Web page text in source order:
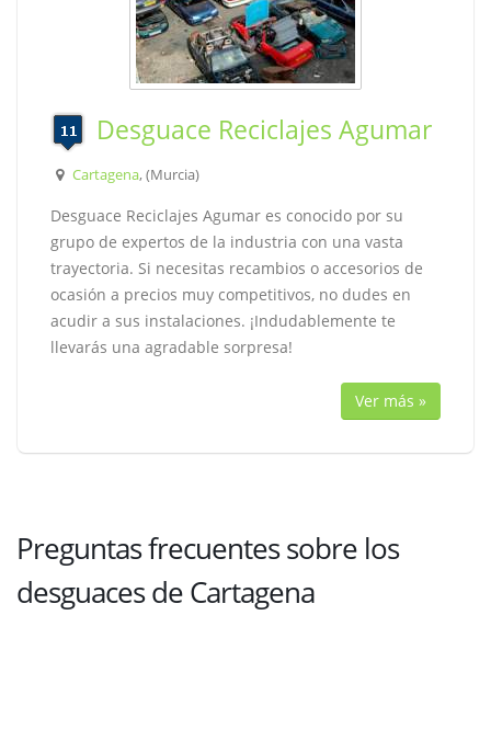
Desguace Reciclajes Agumar
Cartagena, (Murcia)
Desguace Reciclajes Agumar es conocido por su
grupo de expertos de la industria con una vasta
trayectoria. Si necesitas recambios o accesorios de
ocasión a precios muy competitivos, no dudes en
acudir a sus instalaciones. ¡Indudablemente te
llevarás una agradable sorpresa!
Ver más »
Preguntas frecuentes sobre los
desguaces de Cartagena